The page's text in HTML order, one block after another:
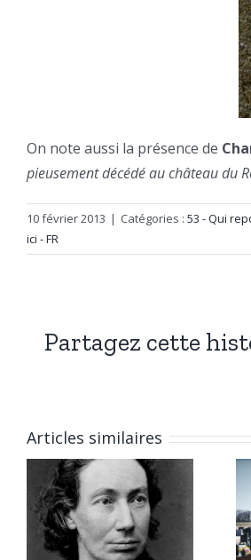
On note aussi la présence de
pieusement décédé au château du
10 février 2013 | Catégories : 53 - Qui
ici - FR
Partagez cette
Articles similaires
Qui repose
à Chitry-